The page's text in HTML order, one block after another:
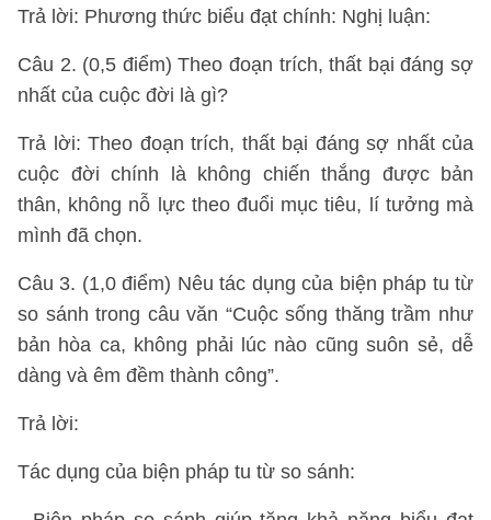
Trả lời: Phương thức biểu đạt chính: Nghị luận:
Câu 2. (0,5 điểm) Theo đoạn trích, thất bại đáng sợ
nhất của cuộc đời là gì?
Trả lời: Theo đoạn trích, thất bại đáng sợ nhất của
cuộc đời chính là không chiến thắng được bản
thân, không nỗ lực theo đuổi mục tiêu, lí tưởng mà
mình đã chọn.
Câu 3. (1,0 điểm) Nêu tác dụng của biện pháp tu từ
so sánh trong câu văn “Cuộc sống thăng trầm như
bản hòa ca, không phải lúc nào cũng suôn sẻ, dễ
dàng và êm đềm thành công”.
Trả lời:
Tác dụng của biện pháp tu từ so sánh: